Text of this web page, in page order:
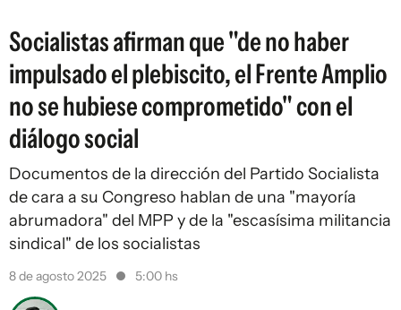
Socialistas afirman que "de no haber
impulsado el plebiscito, el Frente Amplio
no se hubiese comprometido" con el
diálogo social
Documentos de la dirección del Partido Socialista
de cara a su Congreso hablan de una "mayoría
abrumadora" del MPP y de la "escasísima militancia
sindical" de los socialistas
8 de agosto 2025 5:00 hs